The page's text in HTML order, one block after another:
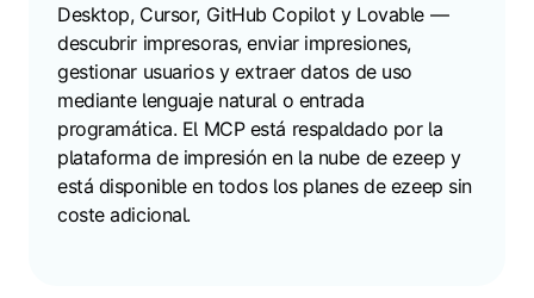
Desktop, Cursor, GitHub Copilot y Lovable —
descubrir impresoras, enviar impresiones,
gestionar usuarios y extraer datos de uso
mediante lenguaje natural o entrada
programática. El MCP está respaldado por la
plataforma de impresión en la nube de ezeep y
está disponible en todos los planes de ezeep sin
coste adicional.